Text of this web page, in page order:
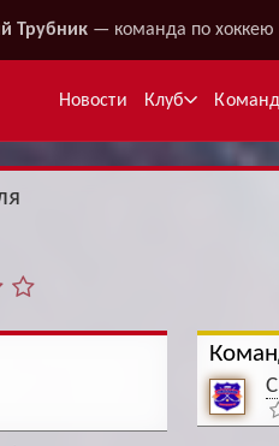
Трубник — команда по хоккею
Новости Клуб